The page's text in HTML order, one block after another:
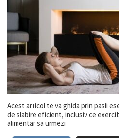
Acest articol te va ghida prin pasii
de slabire eficient, inclusiv ce
alimentar sa urmezi